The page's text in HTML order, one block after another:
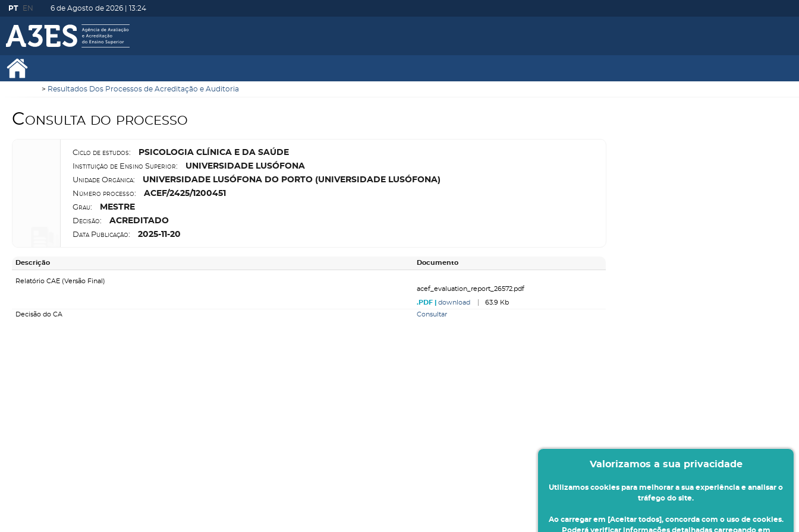
PT EN 6 de Agosto de 2026 | 13:24
Resultados Dos Processos de Acreditação e Auditoria
Consulta do processo
Ciclo de estudos: PSICOLOGIA CLÍNICA E DA SAÚDE
Instituição de Ensino Superior: U NIVERSIDADE LUSÓFONA
Unidade Orgânica: U NIVERSIDADE LUSÓFONA DO PORTO (UNIVERSIDADE LUSÓFONA)
Número processo: ACEF/2425/1200451
Grau: M ESTRE
Decisão: ACREDITADO
Data Publicação: 2025-11-20
Descrição Documento
Relatório CAE (Versão Final)
acef_evaluation_report_26572.pdf
download
63.9 Kb
Decisão do CA
Consultar
Valorizamos a sua privacidade
Utilizamos cookies para melhorar a sua experiência e analisar o
tráfego do site.
Ao carregar em [Aceitar todos], concorda com o uso de cookies.
Poderá verificar informações detalhadas carregando em